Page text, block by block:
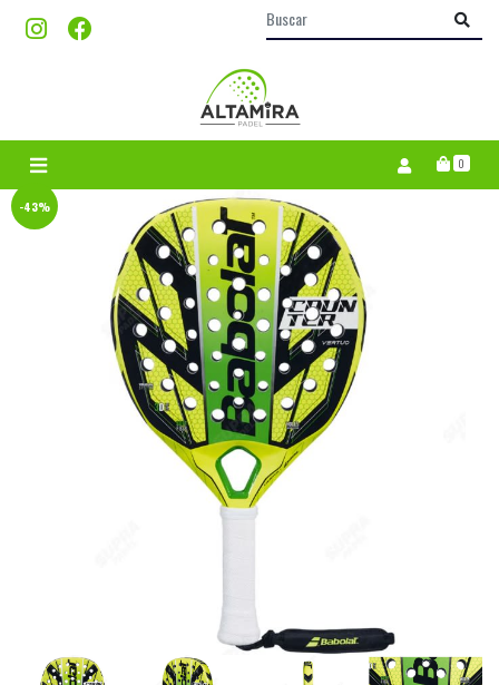
0
-43%